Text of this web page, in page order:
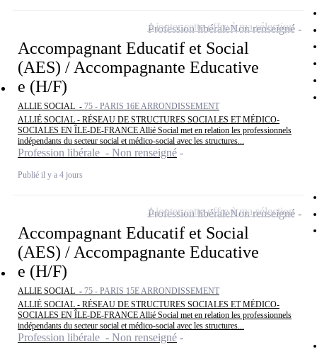
Accompagnant Educatif et Social
(AES) / Accompagnante Educative
e (H/F)
ALLIE SOCIAL - 75 - PARIS 16E ARRONDISSEMENT
ALLIÉ SOCIAL - RÉSEAU DE STRUCTURES SOCIALES ET MÉDICO-
SOCIALES EN ÎLE-DE-FRANCE Allié Social met en relation les professionnels
indépendants du secteur social et médico-social avec les structures...
Profession libérale - Non renseigné
Publié il y a 4 jours
Profession libéraleNon renseigné
Ajouter cette offre à ma sélection
Accompagnant Educatif et Social
(AES) / Accompagnante Educative
e (H/F)
ALLIE SOCIAL - 75 - PARIS 15E ARRONDISSEMENT
ALLIÉ SOCIAL - RÉSEAU DE STRUCTURES SOCIALES ET MÉDICO-
SOCIALES EN ÎLE-DE-FRANCE Allié Social met en relation les professionnels
indépendants du secteur social et médico-social avec les structures...
Profession libérale - Non renseigné
Profession libéraleNon renseigné
Ajouter cette offre à ma sélection